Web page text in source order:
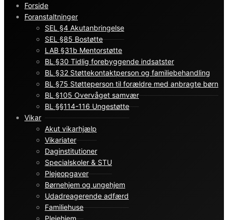
Forside
Foranstaltninger
SEL §4 Akutanbringelse
SEL §85 Bostøtte
LAB §31b Mentorstøtte
BL §30 Tidlig forebyggende indsatster
BL §32 Støttekontaktperson og familiebehandling
BL §75 Støtteperson til forældre med anbragte børn
BL §105 Overvåget samvær
BL §§114-116 Ungestøtte
Vikar
Akut vikarhjælp
Vikariater
Daginstitutioner
Specialskoler & STU
Plejeopgaver
Børnehjem og ungehjem
Udadreagerende adfærd
Familiehuse
Plejehjem